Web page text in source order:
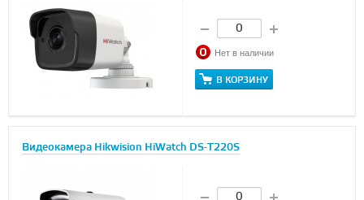
Нет в наличии
В КОРЗИНУ
Видеокамера Hikwision HiWatch DS-T220S